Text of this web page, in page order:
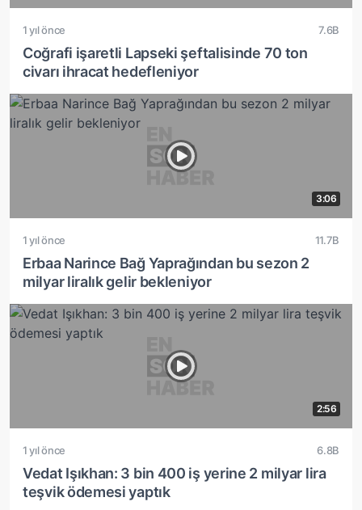
1 yıl önce 7.6B
Coğrafi işaretli Lapseki şeftalisinde 70 ton
civarı ihracat hedefleniyor
3:06
1 yıl önce 11.7B
Erbaa Narince Bağ Yaprağından bu sezon 2
milyar liralık gelir bekleniyor
2:56
1 yıl önce 6.8B
Vedat Işıkhan: 3 bin 400 iş yerine 2 milyar lira
teşvik ödemesi yaptık